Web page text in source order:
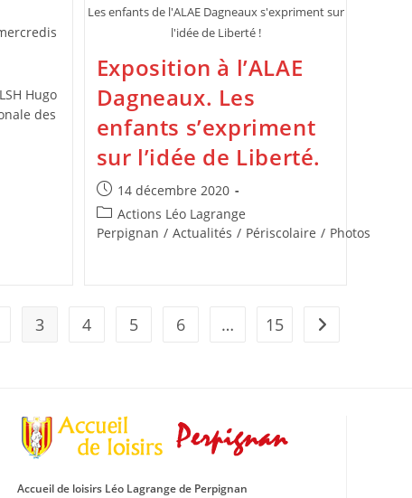
Hugo
des
Les enfants de l'ALAE Dagneaux s'expriment sur
l'idée de Liberté !
Exposition à l’ALAE
Dagneaux. Les
enfants s’expriment
sur l’idée de Liberté.
Publication
publiée :
14 décembre 2020
Post
category:
Actions Léo Lagrange
Perpignan / Actualités / Périscolaire / Photos
page3 4 5 6 … 15 Aller à la page
Accueil de loisirs Léo Lagrange de Perpignan